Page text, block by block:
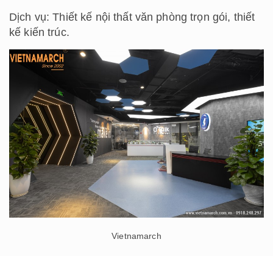
Dịch vụ: Thiết kế nội thất văn phòng trọn gói, thiết
kế kiến trúc.
Vietnamarch